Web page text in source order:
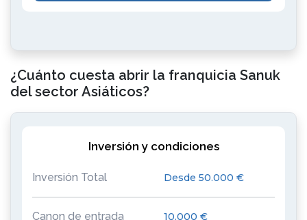
¿Cuánto cuesta abrir la franquicia Sanuk
del sector Asiáticos?
Inversión y condiciones
Inversión Total Desde 50.000 €
Canon de entrada 10.000 €